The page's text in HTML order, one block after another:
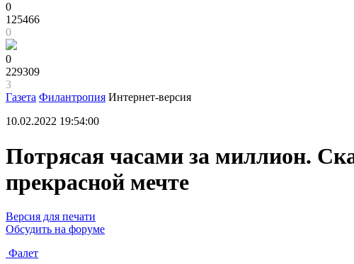
0
125466
0
0
229309
3
Газета Филантропия Интернет-версия
10.02.2022 19:54:00
Потрясая часами за миллион.
прекрасной мечте
Версия для печати
Обсудить на форуме
Фалет